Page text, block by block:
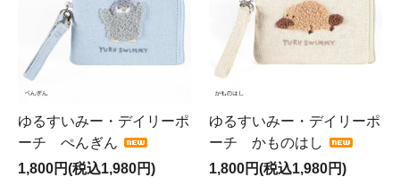
ゆるすいみー・デイリーポ
ーチ ぺんぎん
1,800円(税込1,980円)
ゆるすいみー・デイリーポ
ーチ かものはし
1,800円(税込1,980円)